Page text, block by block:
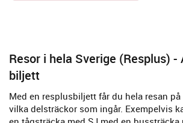
Resor i hela Sverige (Resplus) -
biljett
Med en resplusbiljett får du hela resan
vilka delsträckor som ingår. Exempelvis